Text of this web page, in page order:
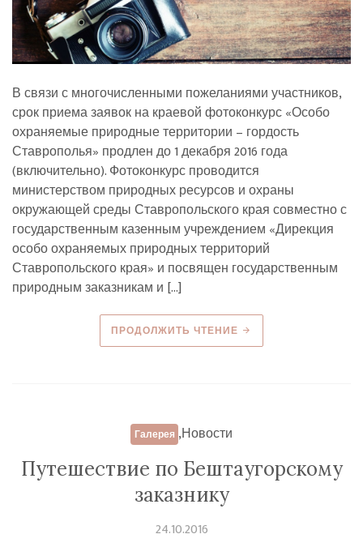
В связи с многочисленными пожеланиями участников,
срок приема заявок на краевой фотоконкурс «Особо
охраняемые природные территории – гордость
Ставрополья» продлен до 1 декабря 2016 года
(включительно). Фотоконкурс проводится
министерством природных ресурсов и охраны
окружающей среды Ставропольского края совместно с
государственным казенным учреждением «Дирекция
особо охраняемых природных территорий
Ставропольского края» и посвящен государственным
природным заказникам и […]
ПРОДОЛЖИТЬ ЧТЕНИЕ
Галерея ,Новости
Путешествие по Бештаугорскому
заказнику
24.10.2016